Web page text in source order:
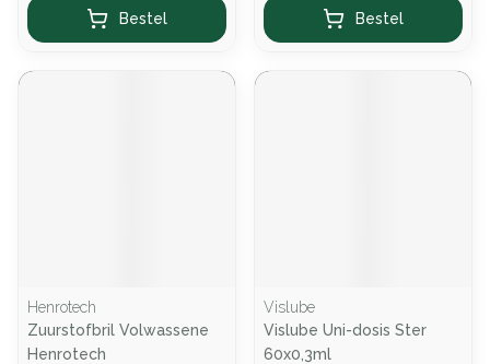
Bestel Bestel
Henrotech
Zuurstofbril Volwassene
Henrotech
Vislube
Vislube Uni-dosis Ster
60x0,3ml